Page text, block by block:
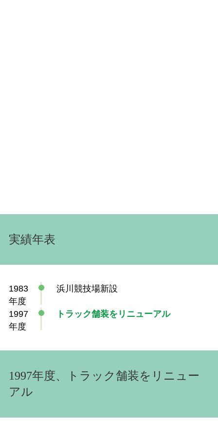
実績年表
1983
年度
浜川競技場新設
1997
年度
トラック舗装をリニューアル
1997年度、トラック舗装をリニュー
アル